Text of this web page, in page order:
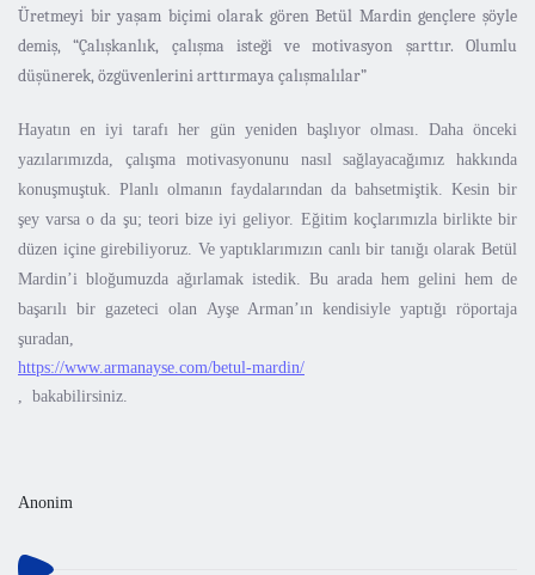
Üretmeyi bir yaşam biçimi olarak gören Betül Mardin gençlere şöyle
demiş, “Çalışkanlık, çalışma isteği ve motivasyon şarttır. Olumlu
düşünerek, özgüvenlerini arttırmaya çalışmalılar”
Hayatın en iyi tarafı her gün yeniden başlıyor olması. Daha önceki
yazılarımızda, çalışma motivasyonunu nasıl sağlayacağımız hakkında
konuşmuştuk. Planlı olmanın faydalarından da bahsetmiştik. Kesin bir
şey varsa o da şu; teori bize iyi geliyor. Eğitim koçlarımızla birlikte bir
düzen içine girebiliyoruz. Ve yaptıklarımızın canlı bir tanığı olarak Betül
Mardin’i bloğumuzda ağırlamak istedik. Bu arada hem gelini hem de
başarılı bir gazeteci olan Ayşe Arman’ın kendisiyle yaptığı röportaja
şuradan,
https://www.armanayse.com/betul-mardin/
, bakabilirsiniz.
Anonim